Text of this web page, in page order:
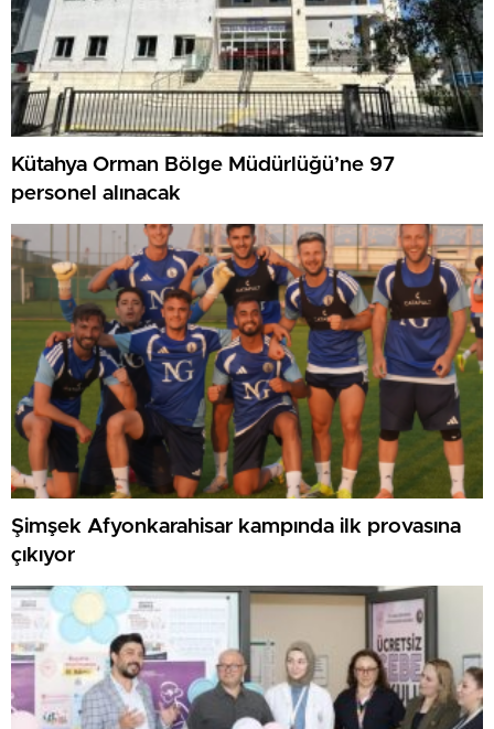
Kütahya Orman Bölge Müdürlüğü’ne 97
personel alınacak
Şimşek Afyonkarahisar kampında ilk provasına
çıkıyor